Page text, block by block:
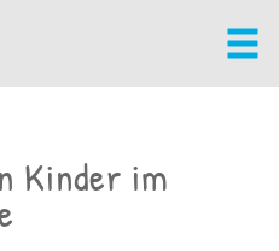
Kinder im